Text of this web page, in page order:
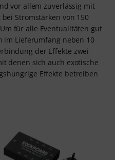
vor allem zuverlässig mit
Stromstärken von 150
für alle Eventualitäten gut
im Lieferumfang neben 10
der Effekte zwei
denen sich auch exotische
Effekte betreiben